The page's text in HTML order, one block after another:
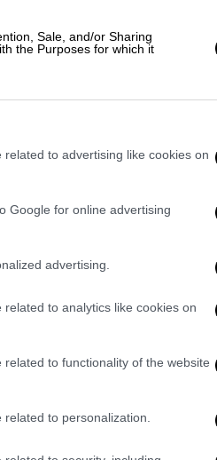
Sale, and/or Sharing
the Purposes for which it
to advertising like cookies on
Google for online advertising
advertising.
to analytics like cookies on
to functionality of the website
to personalization.
Ντιγιάρμπακιρ,
ανακοίνωσε
το επίσημο